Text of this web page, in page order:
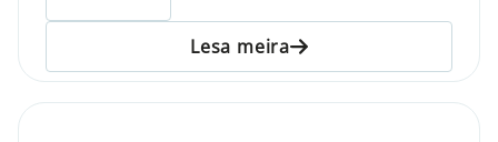
Lesa meira